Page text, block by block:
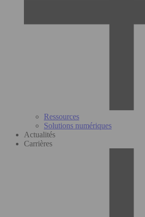
Ressources
Solutions numériques
Actualités
Carrières